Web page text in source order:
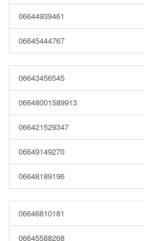
06644939461
06645444767
06643456545
06648001589913
066421529347
06649149270
06648189196
06646810181
06645588268